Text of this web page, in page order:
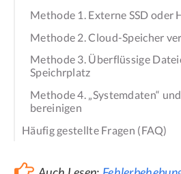
Methode 1. Externe SSD oder
Methode 2. Cloud-Speicher
Methode 3. Überflüssige
Speichrplatz
Methode 4. „Systemdaten“
bereinigen
Häufig gestellte Fragen (FAQ)